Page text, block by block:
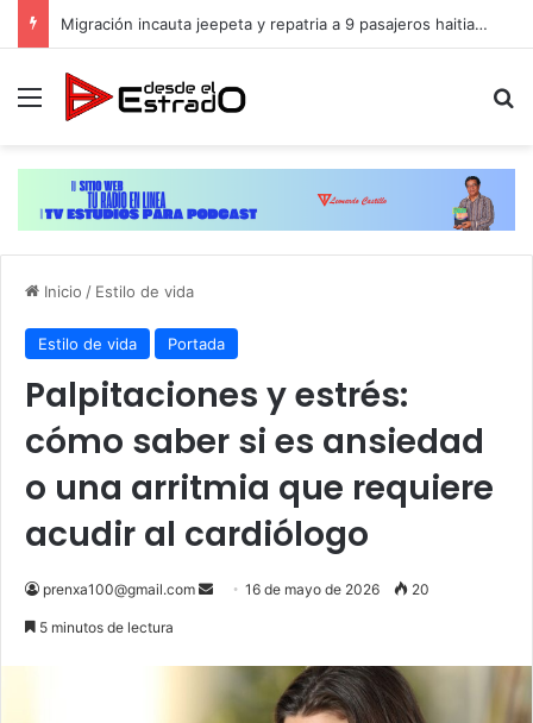
Migración incauta jeepeta y repatria a 9 pasajeros haitianos que transportaban en estatus irregular
Menú
Inicio / Estilo de vida
Estilo de vida Portada
Palpitaciones y estrés:
cómo saber si es ansiedad
o una arritmia que requiere
acudir al cardiólogo
prenxa100@gmail.com
Send16 de mayo de 2026 20
5 minutos de lectura